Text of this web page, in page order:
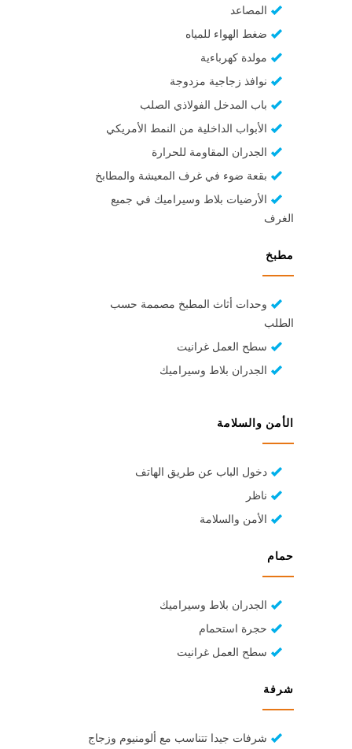
المصاعد
ضغط الهواء للمياه
مولدة كهرباءية
نوافذ زجاجية مزدوجة
باب المدخل الفولاذي الصلب
الأبواب الداخلية من النمط الأمريكي
الجدران المقاومة للحرارة
بقعة ضوء في غرف المعيشة والمطابخ
الأرضيات بلاط وسيراميك في جميع
الغرف
مطبخ
وحدات أثاث المطبخ مصممة حسب
الطلب
سطح العمل غرانيت
الجدران بلاط وسيراميك
الأمن والسلامة
دخول الباب عن طريق الهاتف
ناظر
الأمن والسلامة
حمام
الجدران بلاط وسيراميك
حجرة استحمام
سطح العمل غرانيت
شرفة
شرفات جيدا تتناسب مع ألومنيوم وزجاج